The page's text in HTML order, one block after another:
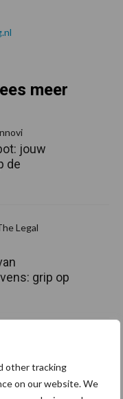
other tracking
on our website. We
meer
jouw
de
Legal
grip op